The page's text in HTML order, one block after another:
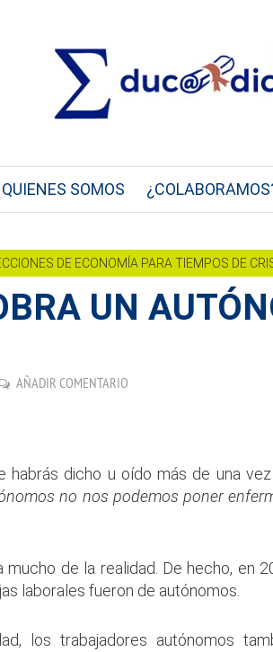
QUIENES SOMOS
DE ECONOMÍA PARA TIEMPOS DE
UN
AÑADIR COMENTARIO
habrás dicho u oído más de una
no nos podemos poner
mucho de la realidad. De hecho, en
laborales fueron de autónomos.
los trabajadores autónomos